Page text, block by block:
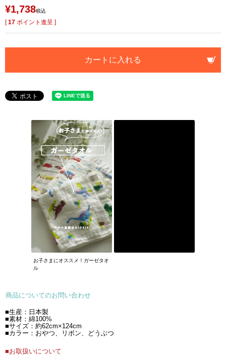
¥1,738税込
[17 ポイント進呈 ]
カートに入れる
お子さまにオススメ！ガーゼタオ
ル
商品についてのお問い合わせ
■生産：日本製
■素材：綿100%
■サイズ：約62cm×124cm
■カラー：おやつ、リボン、どうぶつ
■お取扱いについて